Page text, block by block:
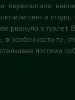
пересчитали,
свет и
рвануло в
в особенности те,
логтями